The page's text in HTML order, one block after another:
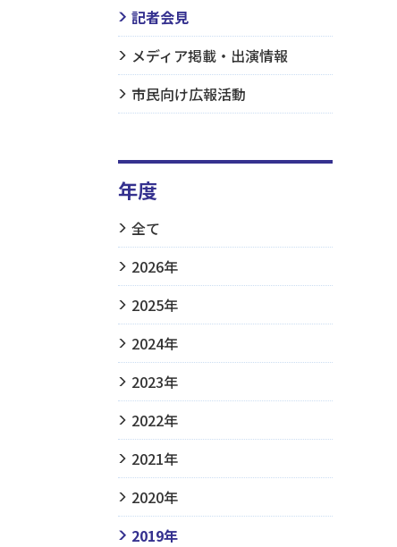
記者会見
メディア掲載・出演情報
市民向け広報活動
年度
全て
2026年
2025年
2024年
2023年
2022年
2021年
2020年
2019年